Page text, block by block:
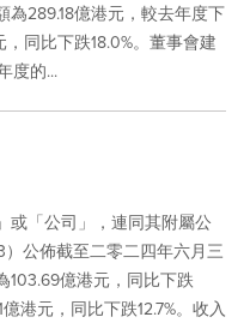
289.18億港元，較去年度下
同比下跌18.0%。董事會建
度的...
或「公司」，連同其附屬公
公佈截至二零二四年六月三
103.69億港元，同比下跌
港元，同比下跌12.7%。收入